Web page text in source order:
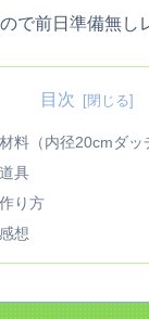
で前日準備無し
目次
材料（内径20cmダッ
道具
作り方
感想